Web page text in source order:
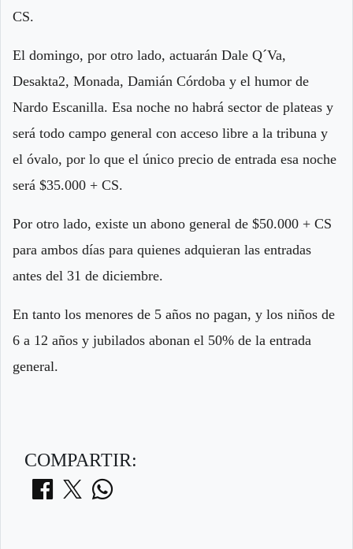
CS.
El domingo, por otro lado, actuarán Dale Q´Va,
Desakta2, Monada, Damián Córdoba y el humor de
Nardo Escanilla. Esa noche no habrá sector de plateas y
será todo campo general con acceso libre a la tribuna y
el óvalo, por lo que el único precio de entrada esa noche
será $35.000 + CS.
Por otro lado, existe un abono general de $50.000 + CS
para ambos días para quienes adquieran las entradas
antes del 31 de diciembre.
En tanto los menores de 5 años no pagan, y los niños de
6 a 12 años y jubilados abonan el 50% de la entrada
general.
COMPARTIR: